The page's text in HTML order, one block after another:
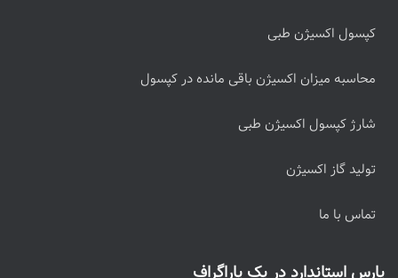
کپسول اکسیژن طبی
محاسبه میزان اکسیژن باقی مانده در کپسول
شارژ کپسول اکسیژن طبی
تولید گاز اکسیژن
تماس با ما
پارس استاندارد در یک پاراگراف